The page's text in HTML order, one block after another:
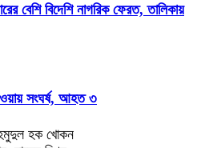
বেশি বিদেশি নাগরিক ফেরত, তালিকায়
সংঘর্ষ, আহত ৩
হক খোকন